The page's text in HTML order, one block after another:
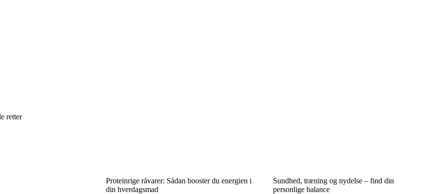
retter
Proteinrige råvarer: Sådan booster du energien i
din hverdagsmad
Sundhed, træning og nydelse – find din
personlige balance